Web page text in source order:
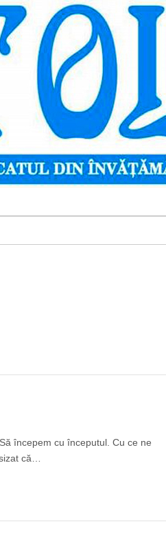
începem cu începutul. Cu ce ne
că…